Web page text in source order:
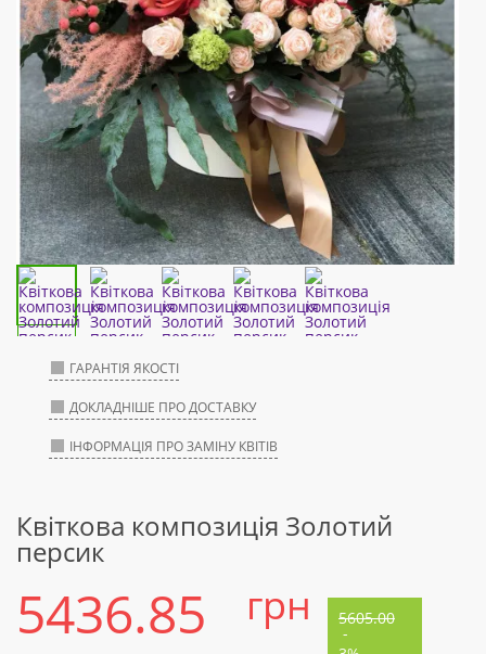
ГАРАНТІЯ ЯКОСТІ
ДОКЛАДНІШЕ ПРО ДОСТАВКУ
ІНФОРМАЦІЯ ПРО ЗАМІНУ КВІТІВ
Квіткова композиція Золотий
персик
5436.85 грн 5605.00
-